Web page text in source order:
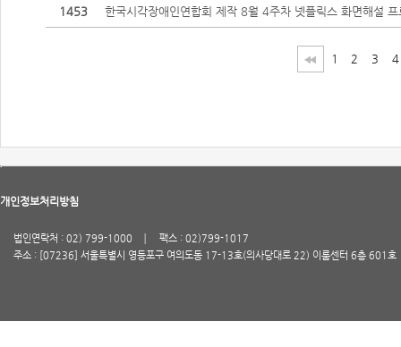
1453 한국시각장애인연합회 제작 8월 4주차 넷플릭스 화면해설 프
1 2 3 4
개인정보처리방침
법인연락처 : 02) 799-1000
팩스 : 02)799-1017
주소 : [07236] 서울특별시 영등포구 여의도동 17-13호(의사당대로 22) 이룸센터 6층 601호